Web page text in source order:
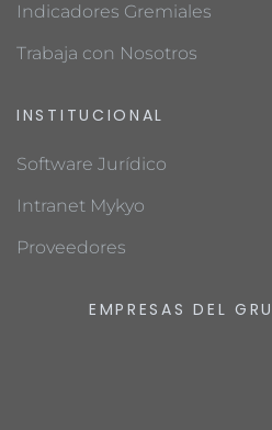
Indicadores Gremiales
Trabaja con Nosotros
INSTITUCIONAL
Software Jurídico
Intranet Mykyo
Proveedores
EMPRESAS DEL